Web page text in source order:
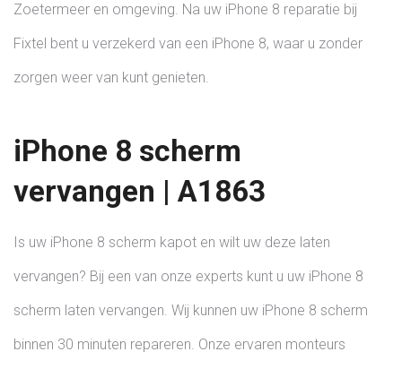
Zoetermeer en omgeving. Na uw iPhone 8 reparatie bij
Fixtel bent u verzekerd van een iPhone 8, waar u zonder
zorgen weer van kunt genieten.
iPhone 8 scherm
vervangen | A1863
Is uw iPhone 8 scherm kapot en wilt uw deze laten
vervangen? Bij een van onze experts kunt u uw iPhone 8
scherm laten vervangen. Wij kunnen uw iPhone 8 scherm
binnen 30 minuten repareren. Onze ervaren monteurs